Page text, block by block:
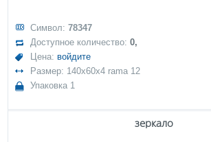
Символ:78347
Доступное количество:0,
Цена: войдите
Размер: 140x60x4 rama 12
Упаковка 1
зеркало